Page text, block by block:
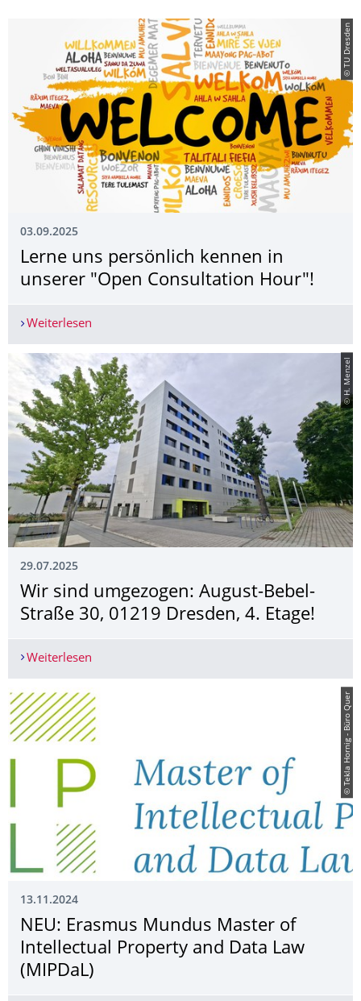
© TU Dresden
03.09.2025
Lerne uns persönlich kennen in
unserer "Open Consultation Hour"!
Weiterlesen
© H. Menzel
29.07.2025
Wir sind umgezogen: August-Bebel-
Straße 30, 01219 Dresden, 4. Etage!
Weiterlesen
© Tekla Hornig - Büro Quer
13.11.2024
NEU: Erasmus Mundus Master of
Intellectual Property and Data Law
(MIPDaL)